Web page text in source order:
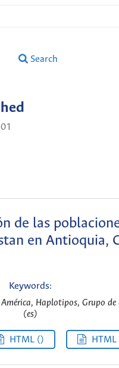
Search
de las
en Antioquia,
Keywords:
Haplotipos, Grupo
(es)
HTML ()